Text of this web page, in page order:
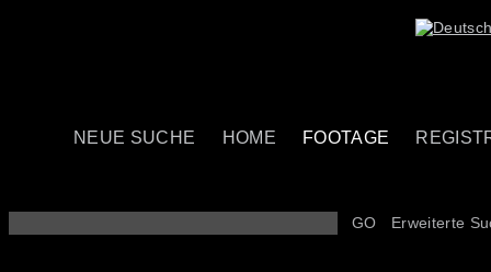
NEUE SUCHE HOME FOOTAGE
GO Erweiterte